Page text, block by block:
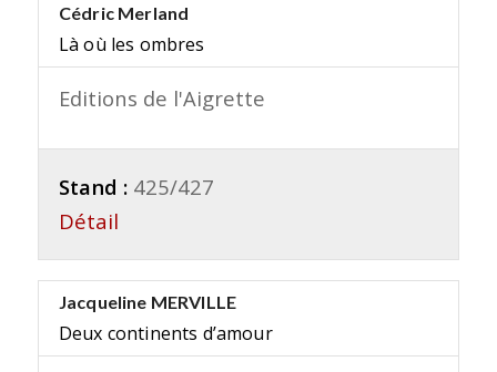
Cédric Merland
Là où les ombres
Editions de l'Aigrette
Stand : 425/427
Détail
Jacqueline MERVILLE
Deux continents d’amour